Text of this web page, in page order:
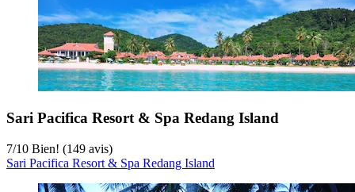
Sari Pacifica Resort & Spa Redang Island
7/10 Bien! (149 avis)
Sari Pacifica Resort & Spa Redang Island